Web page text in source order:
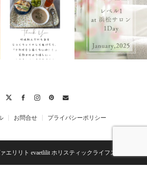
Contact
お問合せ プライバシーポリシー
エリリト evaetlilit ホリスティックライフスクール＆セ